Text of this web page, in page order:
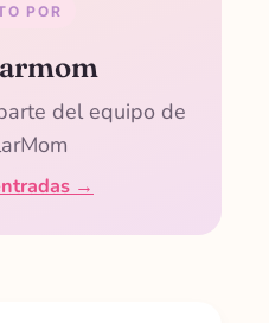
POR
del equipo de
→